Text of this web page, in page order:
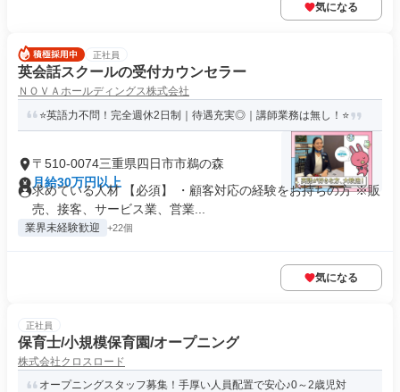
気になる
正社員
英会話スクールの受付カウンセラー
ＮＯＶＡホールディングス株式会社
⭐英語力不問！完全週休2日制｜待遇充実◎｜講師業務は無し！⭐
〒510-0074三重県四日市市鵜の森
月給30万円以上
求めている人材 【必須】 ・顧客対応の経験をお持ちの方 ※販
売、接客、サービス業、営業...
業界未経験歓迎 +22個
気になる
正社員
保育士/小規模保育園/オープニング
株式会社クロスロード
オープニングスタッフ募集！手厚い人員配置で安心♪0～2歳児対